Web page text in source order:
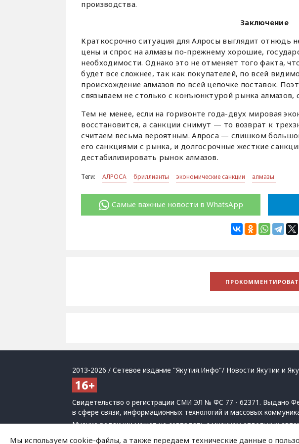
производства.
Заключение
Краткосрочно ситуация для Алросы выглядит отнюдь
цены и спрос на алмазы по-прежнему хорошие,
необходимости. Однако это не отменяет того факта,
будет все сложнее, так как покупателей, по всей
происхождение алмазов по всей цепочке поставок.
связываем не столько с конъюнктурой рынка
Тем не менее, если на горизонте года-двух мировая
восстановится, а санкции снимут — то возврат к
считаем весьма вероятным. Алроса — слишком
его санкциями с рынка, и долгосрочные жесткие
дестабилизировать рынок алмазов.
Теги: АЛРОСА бриллианты экономические санкции алмазы
Самые важные новости в WhatsApp
2013-2026 / Сетевое издание "Якутия.Инфо"/ Новости Якутии и
Свидетельство о регистрации СМИ ЭЛ № ФС 77 - 62371. Выдано
в сфере связи, информационных технологий и массовых
Мнение редакции может не совпадать с мнением отдельных
При использовании материалов обязательна активная ссылка на
Мы используем cookie-файлы, а также передаем технические данные о